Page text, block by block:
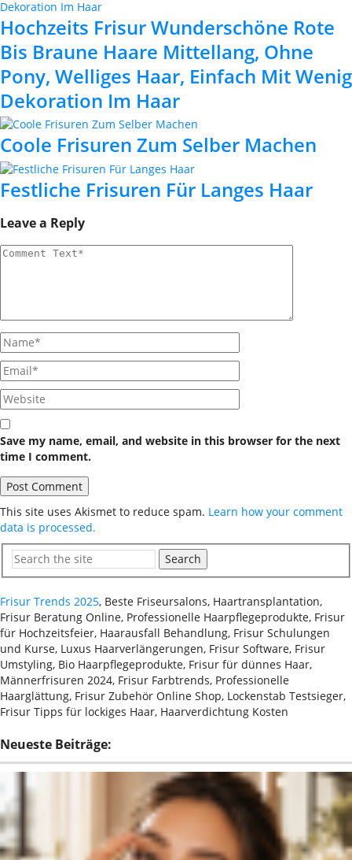
Hochzeits Frisur Wunderschöne Rote
Bis Braune Haare Mittellang, Ohne
Pony, Welliges Haar, Einfach Mit Wenig
Dekoration Im Haar
Coole Frisuren Zum Selber Machen
Festliche Frisuren Für Langes Haar
Leave a Reply
Save my name, email, and website in this browser for the next
time I comment.
This site uses Akismet to reduce spam. Learn how your comment
data is processed.
Search
Frisur Trends 2025, Beste Friseursalons, Haartransplantation,
Frisur Beratung Online, Professionelle Haarpflegeprodukte, Frisur
für Hochzeitsfeier, Haarausfall Behandlung, Frisur Schulungen
und Kurse, Luxus Haarverlängerungen, Frisur Software, Frisur
Umstyling, Bio Haarpflegeprodukte, Frisur für dünnes Haar,
Männerfrisuren 2024, Frisur Farbtrends, Professionelle
Haarglättung, Frisur Zubehör Online Shop, Lockenstab Testsieger,
Frisur Tipps für lockiges Haar, Haarverdichtung Kosten
Neueste Beiträge: